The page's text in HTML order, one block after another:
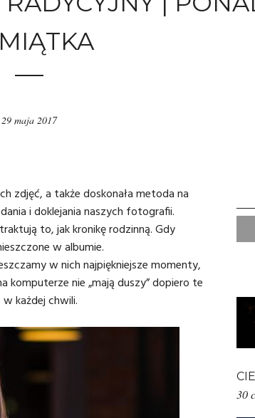
29 maja 2017
a także doskonała metoda na
i doklejania naszych fotografii.
to, jak kronikę rodzinną. Gdy
w albumie.
w nich najpiękniejsze momenty,
komputerze nie „mają duszy” dopiero te
każdej chwili.
30